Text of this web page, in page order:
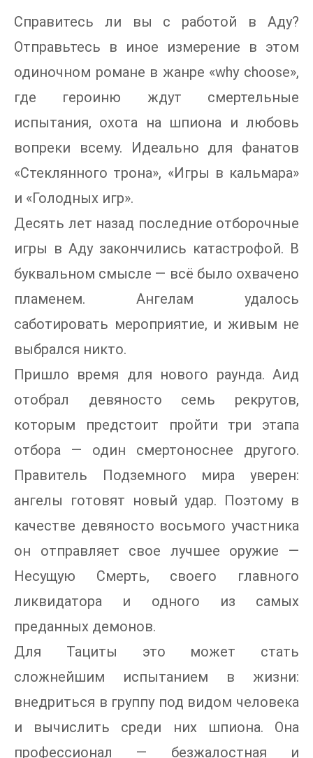
Справитесь ли вы с работой в Аду?
Отправьтесь в иное измерение в этом
одиночном романе в жанре «why choose»,
где героиню ждут смертельные
испытания, охота на шпиона и любовь
вопреки всему. Идеально для фанатов
«Стеклянного трона», «Игры в кальмара»
и «Голодных игр».
Десять лет назад последние отборочные
игры в Аду закончились катастрофой. В
буквальном смысле — всё было охвачено
пламенем. Ангелам удалось
саботировать мероприятие, и живым не
выбрался никто.
Пришло время для нового раунда. Аид
отобрал девяносто семь рекрутов,
которым предстоит пройти три этапа
отбора — один смертоноснее другого.
Правитель Подземного мира уверен:
ангелы готовят новый удар. Поэтому в
качестве девяносто восьмого участника
он отправляет свое лучшее оружие —
Несущую Смерть, своего главного
ликвидатора и одного из самых
преданных демонов.
Для Тациты это может стать
сложнейшим испытанием в жизни:
внедриться в группу под видом человека
и вычислить среди них шпиона. Она
профессионал — безжалостная и